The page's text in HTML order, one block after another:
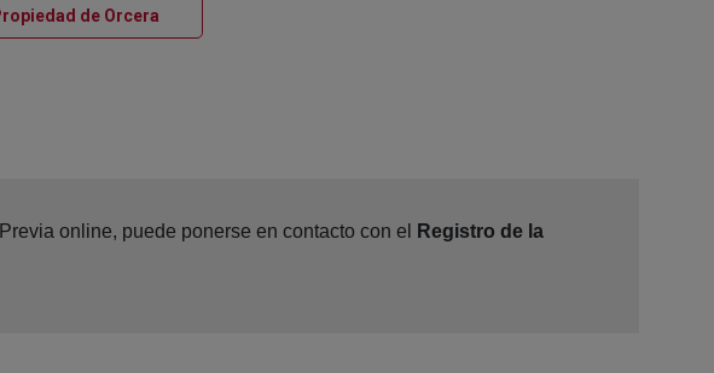
de OrceraVentana nueva
online, puede ponerse en contacto con el
Registro de la